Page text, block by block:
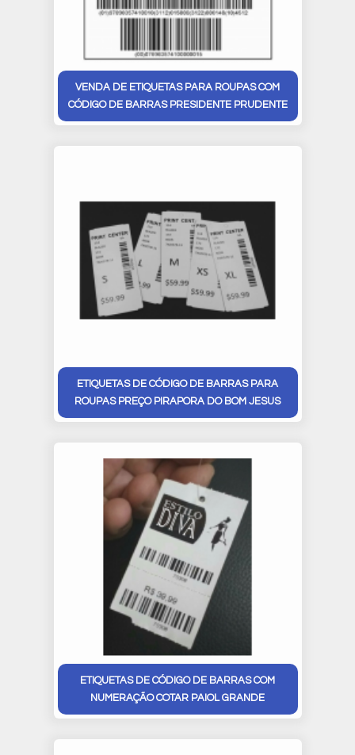
VENDA DE ETIQUETAS PARA ROUPAS COM
CÓDIGO DE BARRAS PRESIDENTE PRUDENTE
ETIQUETAS DE CÓDIGO DE BARRAS PARA
ROUPAS PREÇO PIRAPORA DO BOM JESUS
ETIQUETAS DE CÓDIGO DE BARRAS COM
NUMERAÇÃO COTAR PAIOL GRANDE